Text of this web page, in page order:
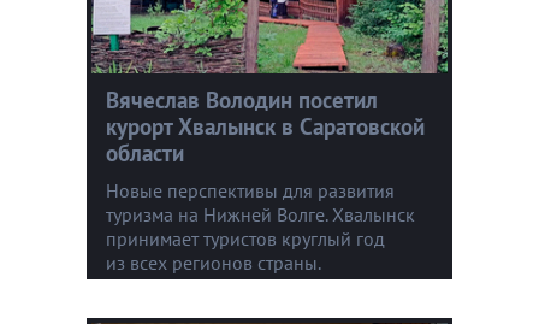
Вячеслав Володин посетил
курорт Хвалынск в Саратовской
области
Новые перспективы для развития
туризма на Нижней Волге. Хвалынск
принимает туристов круглый год
из всех регионов страны.